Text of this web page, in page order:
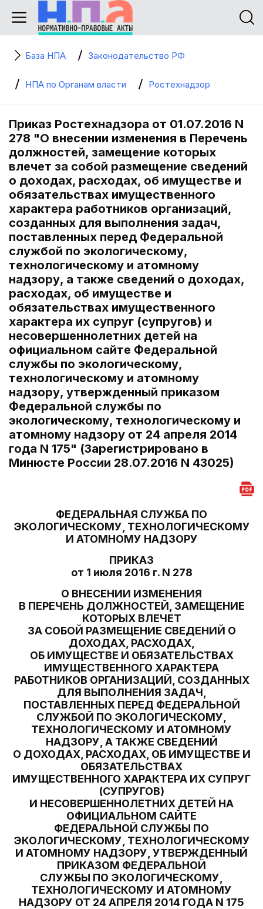
База НПА Законодательство РФ
НПА по Органам власти Ростехнадзор
Приказ Ростехнадзора от 01.07.2016 N
278 "О внесении изменения в Перечень
должностей, замещение которых
влечет за собой размещение сведений
о доходах, расходах, об имуществе и
обязательствах имущественного
характера работников организаций,
созданных для выполнения задач,
поставленных перед Федеральной
службой по экологическому,
технологическому и атомному
надзору, а также сведений о доходах,
расходах, об имуществе и
обязательствах имущественного
характера их супруг (супругов) и
несовершеннолетних детей на
официальном сайте Федеральной
службы по экологическому,
технологическому и атомному
надзору, утвержденный приказом
Федеральной службы по
экологическому, технологическому и
атомному надзору от 24 апреля 2014
года N 175" (Зарегистрировано в
Минюсте России 28.07.2016 N 43025)
ФЕДЕРАЛЬНАЯ СЛУЖБА ПО
ЭКОЛОГИЧЕСКОМУ, ТЕХНОЛОГИЧЕСКОМУ
И АТОМНОМУ НАДЗОРУ
ПРИКАЗ
от 1 июля 2016 г. N 278
О ВНЕСЕНИИ ИЗМЕНЕНИЯ
В ПЕРЕЧЕНЬ ДОЛЖНОСТЕЙ, ЗАМЕЩЕНИЕ
КОТОРЫХ ВЛЕЧЕТ
ЗА СОБОЙ РАЗМЕЩЕНИЕ СВЕДЕНИЙ О
ДОХОДАХ, РАСХОДАХ,
ОБ ИМУЩЕСТВЕ И ОБЯЗАТЕЛЬСТВАХ
ИМУЩЕСТВЕННОГО ХАРАКТЕРА
РАБОТНИКОВ ОРГАНИЗАЦИЙ, СОЗДАННЫХ
ДЛЯ ВЫПОЛНЕНИЯ ЗАДАЧ,
ПОСТАВЛЕННЫХ ПЕРЕД ФЕДЕРАЛЬНОЙ
СЛУЖБОЙ ПО ЭКОЛОГИЧЕСКОМУ,
ТЕХНОЛОГИЧЕСКОМУ И АТОМНОМУ
НАДЗОРУ, А ТАКЖЕ СВЕДЕНИЙ
О ДОХОДАХ, РАСХОДАХ, ОБ ИМУЩЕСТВЕ И
ОБЯЗАТЕЛЬСТВАХ
ИМУЩЕСТВЕННОГО ХАРАКТЕРА ИХ СУПРУГ
(СУПРУГОВ)
И НЕСОВЕРШЕННОЛЕТНИХ ДЕТЕЙ НА
ОФИЦИАЛЬНОМ САЙТЕ
ФЕДЕРАЛЬНОЙ СЛУЖБЫ ПО
ЭКОЛОГИЧЕСКОМУ, ТЕХНОЛОГИЧЕСКОМУ
И АТОМНОМУ НАДЗОРУ, УТВЕРЖДЕННЫЙ
ПРИКАЗОМ ФЕДЕРАЛЬНОЙ
СЛУЖБЫ ПО ЭКОЛОГИЧЕСКОМУ,
ТЕХНОЛОГИЧЕСКОМУ И АТОМНОМУ
НАДЗОРУ ОТ 24 АПРЕЛЯ 2014 ГОДА N 175